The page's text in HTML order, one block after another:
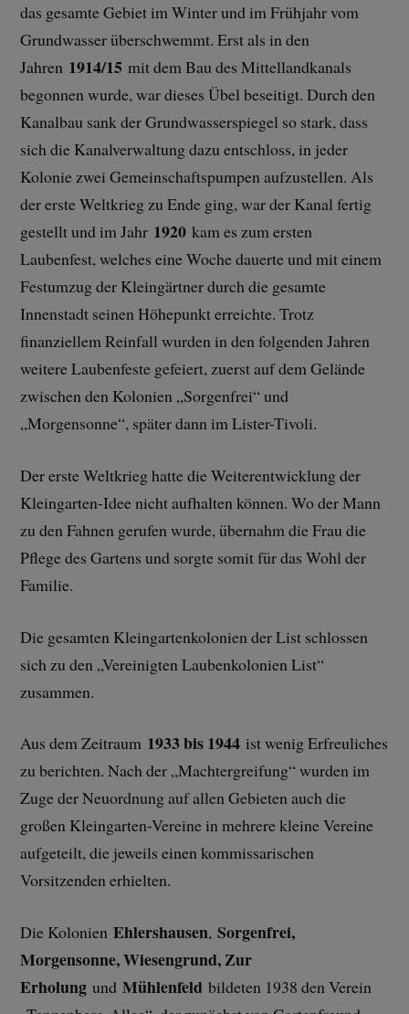
das gesamte Gebiet im Winter und im Frühjahr vom
Grundwasser überschwemmt. Erst als in den
Jahren 1914/15 mit dem Bau des Mittellandkanals
begonnen wurde, war dieses Übel beseitigt. Durch den
Kanalbau sank der Grundwasserspiegel so stark, dass
sich die Kanalverwaltung dazu entschloss, in jeder
Kolonie zwei Gemeinschaftspumpen aufzustellen. Als
der erste Weltkrieg zu Ende ging, war der Kanal fertig
gestellt und im Jahr 1920 kam es zum ersten
Laubenfest, welches eine Woche dauerte und mit einem
Festumzug der Kleingärtner durch die gesamte
Innenstadt seinen Höhepunkt erreichte. Trotz
finanziellem Reinfall wurden in den folgenden Jahren
weitere Laubenfeste gefeiert, zuerst auf dem Gelände
zwischen den Kolonien „Sorgenfrei“ und
„Morgensonne“, später dann im Lister-Tivoli.
Der erste Weltkrieg hatte die Weiterentwicklung der
Kleingarten-Idee nicht aufhalten können. Wo der Mann
zu den Fahnen gerufen wurde, übernahm die Frau die
Pflege des Gartens und sorgte somit für das Wohl der
Familie.
Die gesamten Kleingartenkolonien der List schlossen
sich zu den „Vereinigten Laubenkolonien List“
zusammen.
Aus dem Zeitraum 1933 bis 1944 ist wenig Erfreuliches
zu berichten. Nach der „Machtergreifung“ wurden im
Zuge der Neuordnung auf allen Gebieten auch die
großen Kleingarten-Vereine in mehrere kleine Vereine
aufgeteilt, die jeweils einen kommissarischen
Vorsitzenden erhielten.
Die Kolonien Ehlershausen,Sorgenfrei,
Morgensonne, Wiesengrund, Zur
Erholung undMühlenfeld bildeten 1938 den Verein